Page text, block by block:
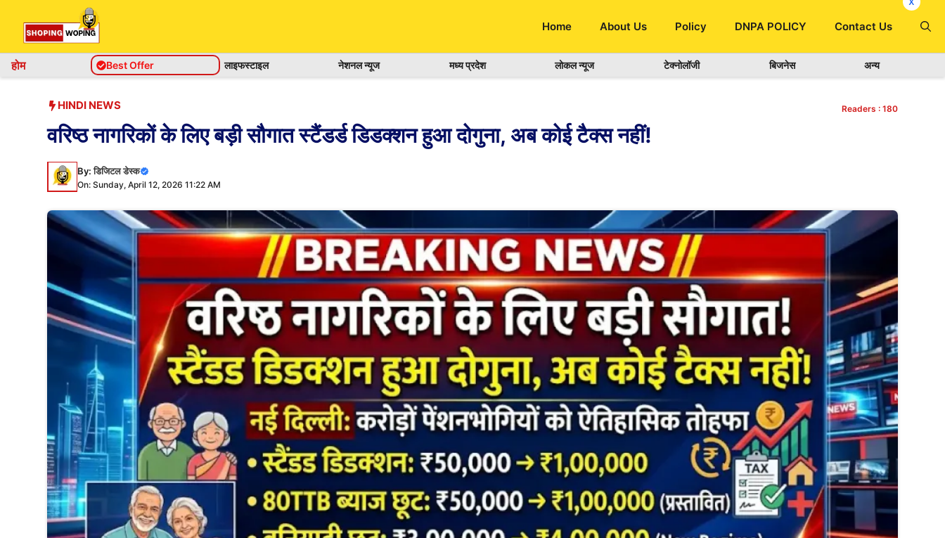
content
Home About Us Policy DNPA POLICY Contact Us
होम Best Offer लाइफस्टाइल नेशनल न्यूज मध्य प्रदेश लोकल न्यूज टेक्नोलॉजी बिजनेस अन्य
HINDI NEWS Readers : 180
वरिष्ठ नागरिकों के लिए बड़ी सौगात स्टैंडर्ड डिडक्शन हुआ दोगुना, अब कोई टैक्स नहीं!
By:डिजिटल डेस्क
On: Sunday, April 12, 2026 11:22 AM